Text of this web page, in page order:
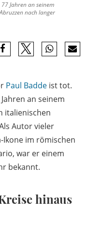
Jahren an seinem
nach langer
Paul Badde ist tot.
an seinem
italienischen
Autor vieler
Ikone im römischen
war er einem
bekannt.
hinaus